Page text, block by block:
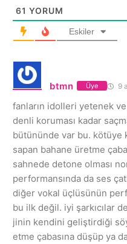
61 YORUM
Eskiler
btmn Üye 9
fanların idolleri yetenek
denli koruması kadar
bütününde var bu. kötüye
sapan bahane üretme
sahnede detone olması
performansında da ses
diğer vokal üçlüsünün
bu ilk değil. iyi şarkıcılar
jinin kendini geliştirdiği
etme çabasına düşüp ya